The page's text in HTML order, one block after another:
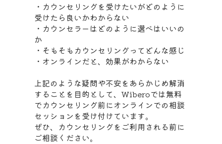
・カウンセリングを受けたいがどのように
受けたら良いかわからない
・カウンセラーはどのように選べはいいの
か
・そもそもカウンセリングってどんな感じ
・オンラインだと、効果がわからない
上記のような疑問や不安をあらかじめ解消
することを目的として、Wiberoでは無料
でカウンセリング前にオンラインでの相談
セッションを受け付けています。
ぜひ、カウンセリングをご利用される前に
ご相談ください。